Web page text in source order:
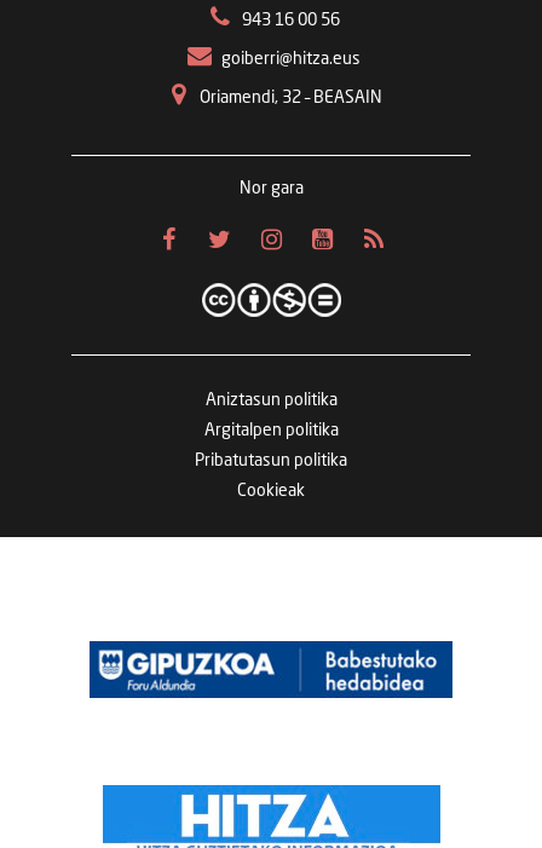
943 16 00 56
goiberri@hitza.eus
Oriamendi, 32 – BEASAIN
Nor gara
Aniztasun politika
Argitalpen politika
Pribatutasun politika
Cookieak